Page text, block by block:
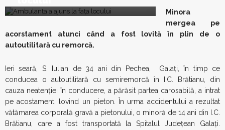
Minora
mergea pe
acorstament atunci când a fost lovită în plin de o
autoutilitară cu remorcă.
Ieri seară, S. Iulian de 34 ani din Pechea, Galaţi, în timp ce
conducea o autoutilitară cu semiremorcă în I.C. Brătianu, din
cauza neatenţiei în conducere, a părăsit partea carosabilă, a intrat
pe acostament, lovind un pieton. În urma accidentului a rezultat
vătămarea corporală gravă a pietonului, o minoră de 14 ani din I.C.
Brătianu, care a fost transportată la Spitalul Judeţean Galaţi.